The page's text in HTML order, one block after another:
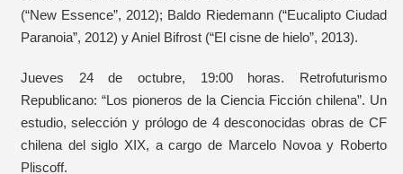
(“New Essence”, 2012); Baldo Riedemann (“Eucalipto Ciudad
Paranoia”, 2012) y Aniel Bifrost (“El cisne de hielo”, 2013).
Jueves 24 de octubre, 19:00 horas. Retrofuturismo
Republicano: “Los pioneros de la Ciencia Ficción chilena”. Un
estudio, selección y prólogo de 4 desconocidas obras de CF
chilena del siglo XIX, a cargo de Marcelo Novoa y Roberto
Pliscoff.